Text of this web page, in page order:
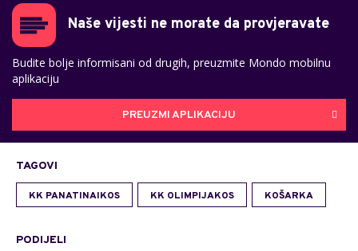
Naše vijesti ne morate da provjeravate
Budite bolje informisani od drugih, preuzmite Mondo mobilnu
aplikaciju
PREUZMI APLIKACIJU
TAGOVI
KK PANATINAIKOS KK OLIMPIJAKOS KOŠARKA
PODIJELI